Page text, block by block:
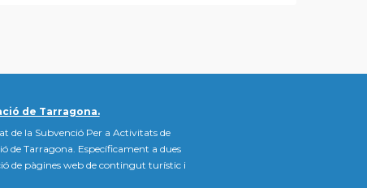
de Tarragona.
de la Subvenció Per a Activitats de
de Tarragona. Específicament a dues
de pàgines web de contingut turístic i